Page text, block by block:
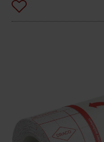
Paul Hartmann AG